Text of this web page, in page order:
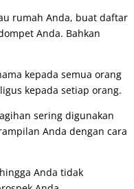
rumah Anda, buat daftar
Anda. Bahkan
kepada semua orang
kepada setiap orang.
sering digunakan
Anda dengan cara
Anda tidak